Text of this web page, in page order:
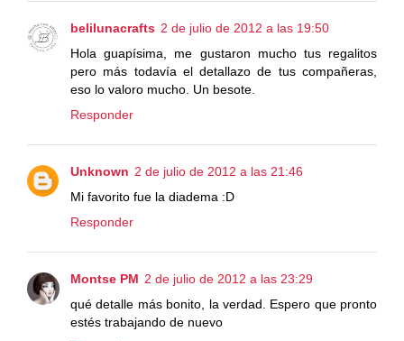
belilunacrafts 2 de julio de 2012 a las 19:50
Hola guapísima, me gustaron mucho tus regalitos
pero más todavía el detallazo de tus compañeras,
eso lo valoro mucho. Un besote.
Responder
Unknown 2 de julio de 2012 a las 21:46
Mi favorito fue la diadema :D
Responder
Montse PM 2 de julio de 2012 a las 23:29
qué detalle más bonito, la verdad. Espero que pronto
estés trabajando de nuevo